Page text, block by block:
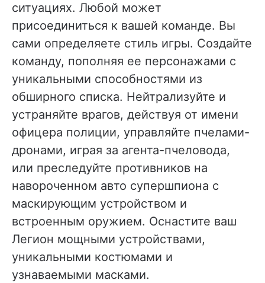
ситуациях. Любой может
присоединиться к вашей команде. Вы
сами определяете стиль игры. Создайте
команду, пополняя ее персонажами с
уникальными способностями из
обширного списка. Нейтрализуйте и
устраняйте врагов, действуя от имени
офицера полиции, управляйте пчелами-
дронами, играя за агента-пчеловода,
или преследуйте противников на
навороченном авто супершпиона с
маскирующим устройством и
встроенным оружием. Оснастите ваш
Легион мощными устройствами,
уникальными костюмами и
узнаваемыми масками.